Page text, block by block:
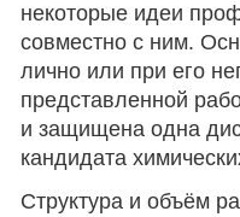
некоторые идеи
совместно с ним.
лично или при его
представленной
и защищена одна
кандидата
Структура и объём